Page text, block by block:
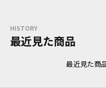
HISTORY
最近見た商品
最近見た商